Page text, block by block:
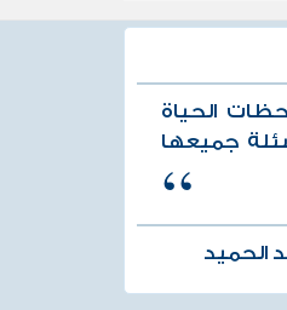
الحياة
جميعها
الحميد